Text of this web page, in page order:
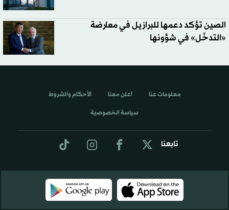
الصين تؤكد دعمها للبرازيل في معارضة
«التدخّل» في شؤونها
تابعنا
معلومات عنا اعلن معنا الأحكام والشروط
سياسة الخصوصية